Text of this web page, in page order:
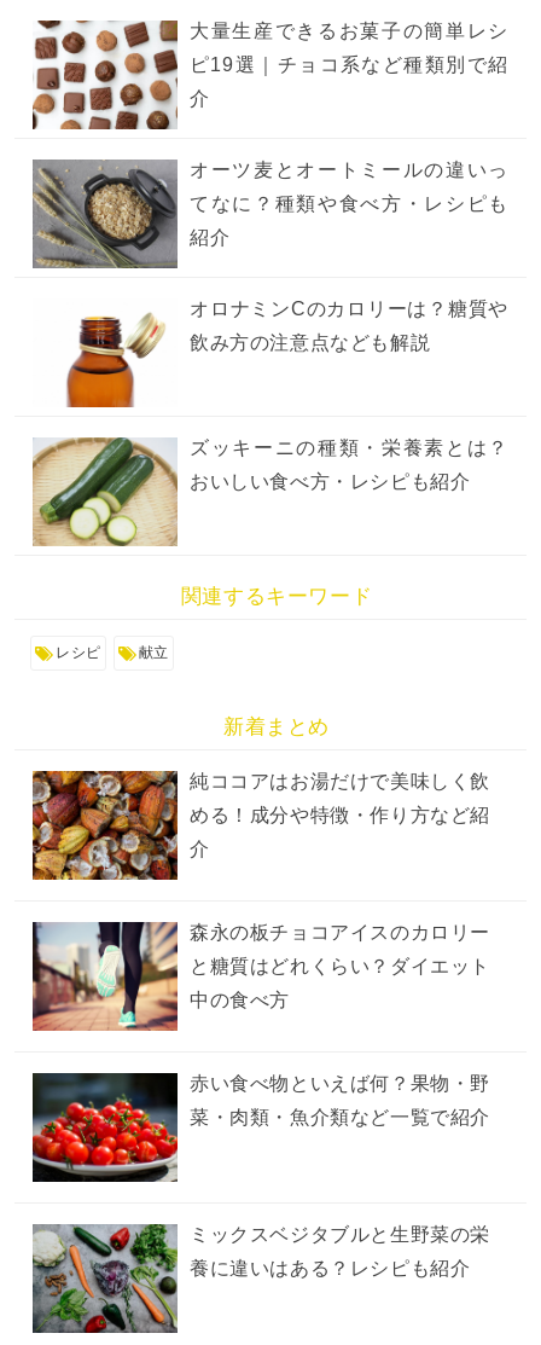
大量生産できるお菓子の簡単レシ
ピ19選｜チョコ系など種類別で紹
介
オーツ麦とオートミールの違いっ
てなに？種類や食べ方・レシピも
紹介
オロナミンCのカロリーは？糖質や
飲み方の注意点なども解説
ズッキーニの種類・栄養素とは？
おいしい食べ方・レシピも紹介
関連するキーワード
レシピ 献立
新着まとめ
純ココアはお湯だけで美味しく飲
める！成分や特徴・作り方など紹
介
森永の板チョコアイスのカロリー
と糖質はどれくらい？ダイエット
中の食べ方
赤い食べ物といえば何？果物・野
菜・肉類・魚介類など一覧で紹介
ミックスベジタブルと生野菜の栄
養に違いはある？レシピも紹介